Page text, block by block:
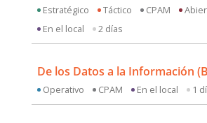
Estratégico Táctico CPAM
En el local
2 días
De los Datos a la Información
Operativo CPAM En el local 1